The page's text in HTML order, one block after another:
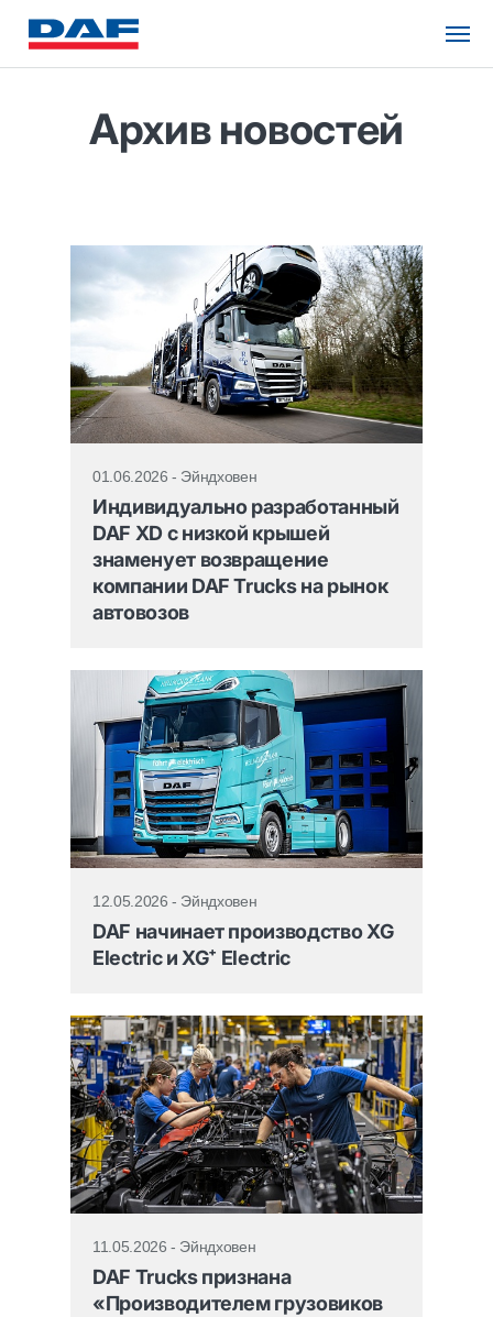
Архив новостей
01.06.2026 - Эйндховен
Индивидуально разработанный
DAF XD с низкой крышей
знаменует возвращение
компании DAF Trucks на рынок
автовозов
12.05.2026 - Эйндховен
DAF начинает производство XG
Electric и XG⁺ Electric
11.05.2026 - Эйндховен
DAF Trucks признана
«Производителем грузовиков